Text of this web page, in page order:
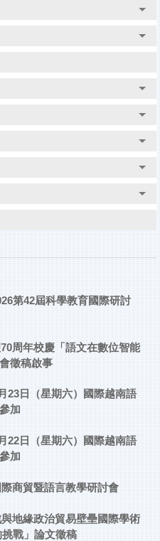
第42屆科學教育國際研討
周年校慶「語文在數位智能
徵稿啟事
23日（星期六）國際越南語
加
22日（星期六）國際越南語
加
商貿暨語言教學研討會
地緣政治貿易壁壘國際學術
戰」論文徵稿